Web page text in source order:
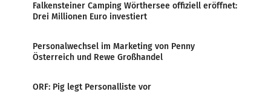
Falkensteiner Camping Wörthersee offiziell eröffnet:
Drei Millionen Euro investiert
Personalwechsel im Marketing von Penny
Österreich und Rewe Großhandel
ORF: Pig legt Personalliste vor